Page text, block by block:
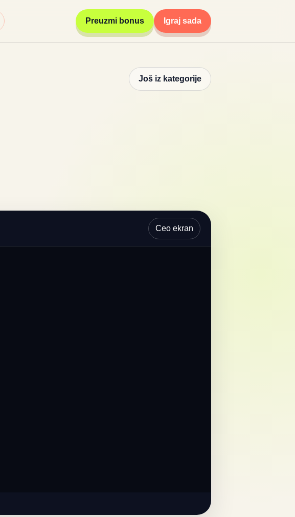
Preuzmi bonus Igraj sada
Još iz kategorije
Ceo ekran